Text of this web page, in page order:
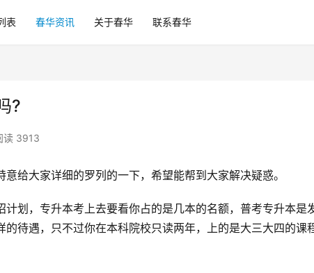
表 春华资讯 关于春华 联系春华
?
读 3913
给大家详细的罗列的一下，希望能帮到大家解决疑惑。
划，专升本考上去要看你占的是几本的名额，普考专升本是
待遇，只不过你在本科院校只读两年，上的是大三大四的课